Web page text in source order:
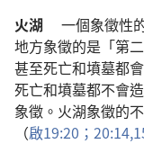
火湖
一個象徵性
地方象徵的是 「第二
甚至死亡和墳墓都會
死亡和墳墓都不會
象徵 。 火湖象徵的
（啟19:20；